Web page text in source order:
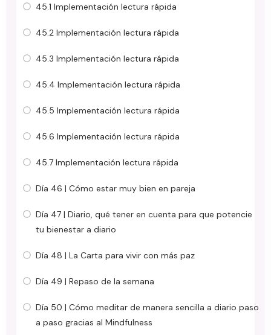
45.1 Implementación lectura rápida
45.2 Implementación lectura rápida
45.3 Implementación lectura rápida
45.4 Implementación lectura rápida
45.5 Implementación lectura rápida
45.6 Implementación lectura rápida
45.7 Implementación lectura rápida
Día 46 | Cómo estar muy bien en pareja
Día 47 | Diario, qué tener en cuenta para que potencie
tu bienestar a diario
Día 48 | La Carta para vivir con más paz
Día 49 | Repaso de la semana
Día 50 | Cómo meditar de manera sencilla a diario paso
a paso gracias al Mindfulness